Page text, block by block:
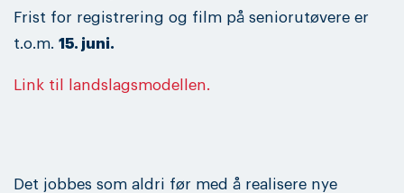
Frist for registrering og film på seniorutøvere er
t.o.m. 15. juni.
Link til landslagsmodellen.
Det jobbes som aldri før med å realisere nye